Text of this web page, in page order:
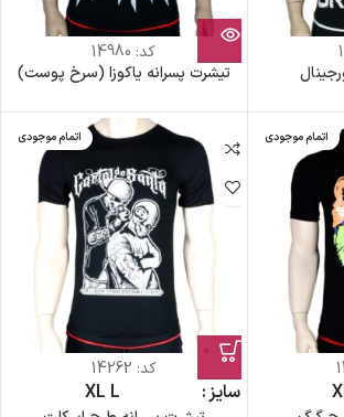
کد: 14980
تیشرت پسرانه یاکوزا (سرخ پوست)
اتمام موجودی اتمام موجودی
کد: 14262
سایز L
XL